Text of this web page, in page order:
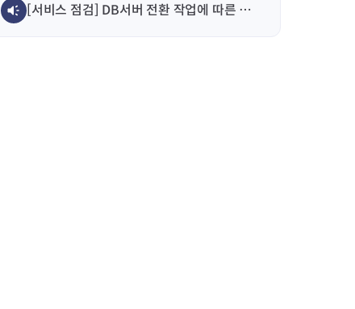
[서비스 점검] DB서버 전환 작업에 따른 서비스 일시 중단 안내